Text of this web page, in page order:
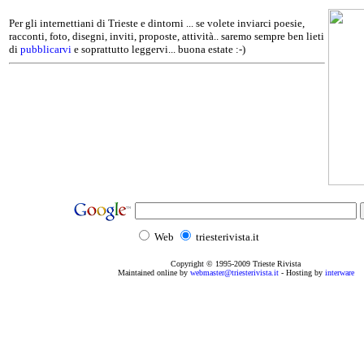
Per gli internettiani di Trieste e dintorni ... se volete inviarci poesie,
racconti, foto, disegni, inviti, proposte, attività.. saremo sempre ben lieti
di pubblicarvi e soprattutto leggervi... buona estate :-)
Web triesterivista.it
Copyright © 1995-2009 Trieste Rivista
Maintained online by webmaster@triesterivista.it- Hosting by interware